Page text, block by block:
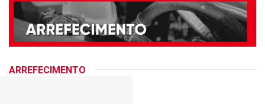
ARREFECIMENTO